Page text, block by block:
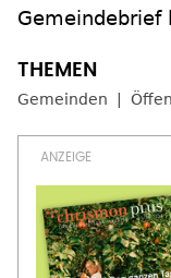
Gemeindebrief
Gemeinden